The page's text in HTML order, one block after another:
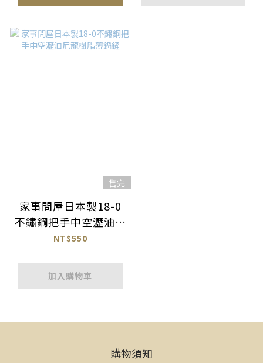
售完
家事問屋日本製18-0
不鏽鋼把手中空瀝油尼
龍樹脂薄鍋鏟
NT$550
加入購物車
購物須知